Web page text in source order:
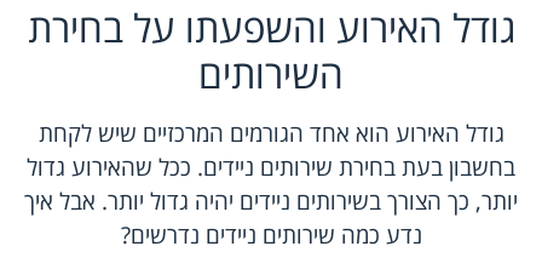
גודל האירוע והשפעתו על בחירת
השירותים
גודל האירוע הוא אחד הגורמים המרכזיים שיש לקחת
בחשבון בעת בחירת שירותים ניידים. ככל שהאירוע גדול
יותר, כך הצורך בשירותים ניידים יהיה גדול יותר. אבל איך
נדע כמה שירותים ניידים נדרשים?